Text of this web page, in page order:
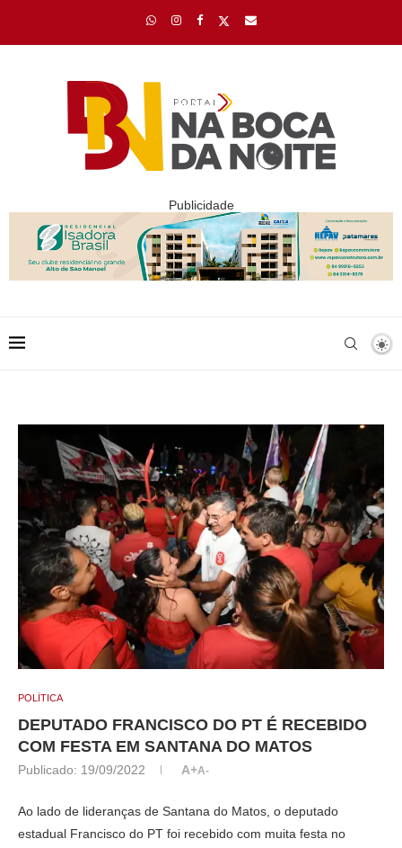
Publicidade
POLÍTICA
DEPUTADO FRANCISCO DO PT É RECEBIDO
COM FESTA EM SANTANA DO MATOS
Publicado: 19/09/2022 A+A-
Ao lado de lideranças de Santana do Matos, o deputado
estadual Francisco do PT foi recebido com muita festa no